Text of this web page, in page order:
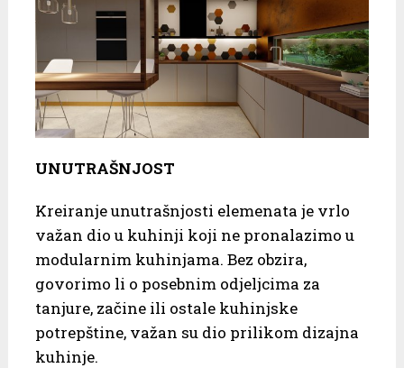
UNUTRAŠNJOST
Kreiranje unutrašnjosti elemenata je vrlo
važan dio u kuhinji koji ne pronalazimo u
modularnim kuhinjama. Bez obzira,
govorimo li o posebnim odjeljcima za
tanjure, začine ili ostale kuhinjske
potrepštine, važan su dio prilikom dizajna
kuhinje.